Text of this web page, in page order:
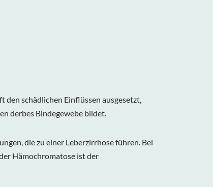
schädlichen Einflüssen ausgesetzt,
derbes Bindegewebe bildet.
die zu einer Leberzirrhose führen. Bei
Hämochromatose ist der